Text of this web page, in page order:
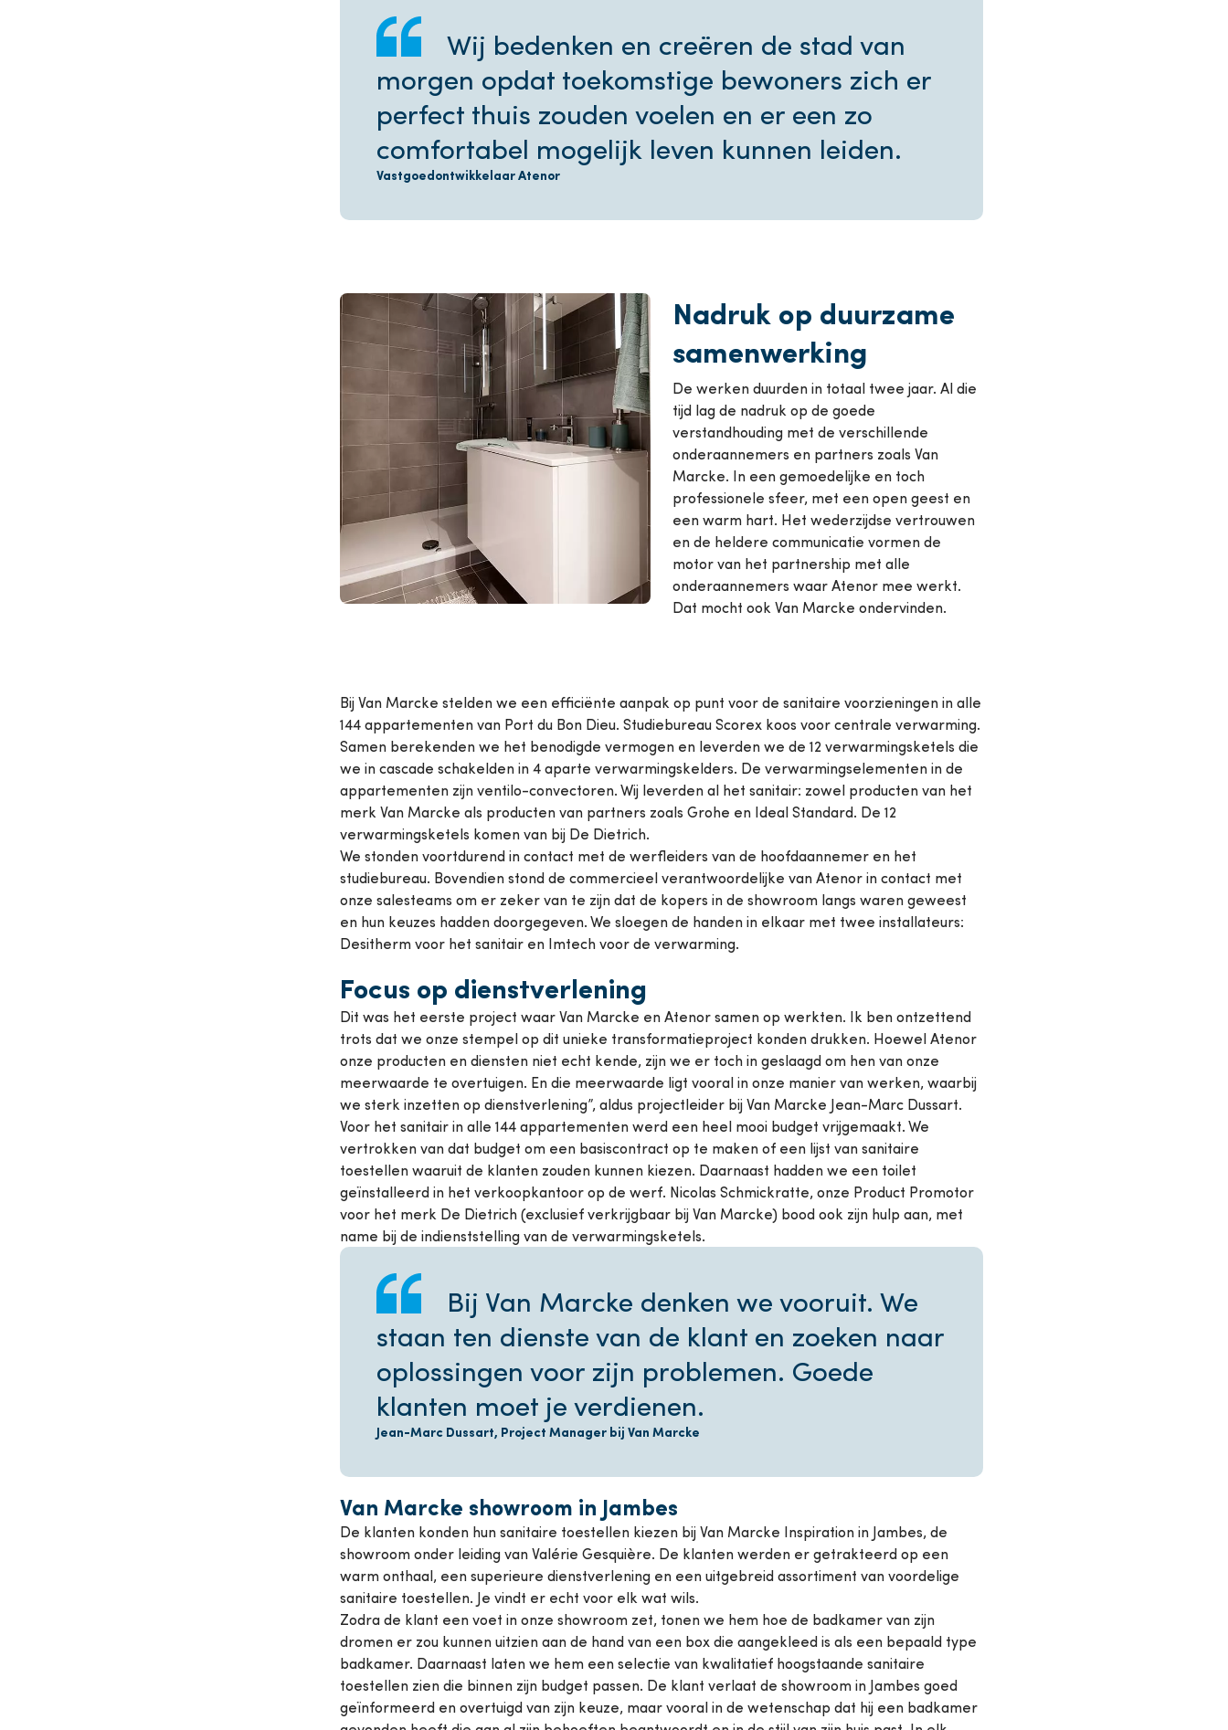
Wij bedenken en creëren de stad van
morgen opdat toekomstige bewoners zich er
perfect thuis zouden voelen en er een zo
comfortabel mogelijk leven kunnen leiden.
Vastgoedontwikkelaar Atenor
Nadruk op duurzame
samenwerking
De werken duurden in totaal twee jaar. Al die
tijd lag de nadruk op de goede
verstandhouding met de verschillende
onderaannemers en partners zoals Van
Marcke. In een gemoedelijke en toch
professionele sfeer, met een open geest en
een warm hart. Het wederzijdse vertrouwen
en de heldere communicatie vormen de
motor van het partnership met alle
onderaannemers waar Atenor mee werkt.
Dat mocht ook Van Marcke ondervinden.
Bij Van Marcke stelden we een efficiënte aanpak op punt voor de sanitaire voorzieningen in alle
144 appartementen van Port du Bon Dieu. Studiebureau Scorex koos voor centrale verwarming.
Samen berekenden we het benodigde vermogen en leverden we de 12 verwarmingsketels die
we in cascade schakelden in 4 aparte verwarmingskelders. De verwarmingselementen in de
appartementen zijn ventilo-convectoren. Wij leverden al het sanitair: zowel producten van het
merk Van Marcke als producten van partners zoals Grohe en Ideal Standard. De 12
verwarmingsketels komen van bij De Dietrich.
We stonden voortdurend in contact met de werfleiders van de hoofdaannemer en het
studiebureau. Bovendien stond de commercieel verantwoordelijke van Atenor in contact met
onze salesteams om er zeker van te zijn dat de kopers in de showroom langs waren geweest
en hun keuzes hadden doorgegeven. We sloegen de handen in elkaar met twee installateurs:
Desitherm voor het sanitair en Imtech voor de verwarming.
Focus op dienstverlening
Dit was het eerste project waar Van Marcke en Atenor samen op werkten. Ik ben ontzettend
trots dat we onze stempel op dit unieke transformatieproject konden drukken. Hoewel Atenor
onze producten en diensten niet echt kende, zijn we er toch in geslaagd om hen van onze
meerwaarde te overtuigen. En die meerwaarde ligt vooral in onze manier van werken, waarbij
we sterk inzetten op dienstverlening”, aldus projectleider bij Van Marcke Jean-Marc Dussart.
Voor het sanitair in alle 144 appartementen werd een heel mooi budget vrijgemaakt. We
vertrokken van dat budget om een basiscontract op te maken of een lijst van sanitaire
toestellen waaruit de klanten zouden kunnen kiezen. Daarnaast hadden we een toilet
geïnstalleerd in het verkoopkantoor op de werf. Nicolas Schmickratte, onze Product Promotor
voor het merk De Dietrich (exclusief verkrijgbaar bij Van Marcke) bood ook zijn hulp aan, met
name bij de indienststelling van de verwarmingsketels.
Bij Van Marcke denken we vooruit. We
staan ten dienste van de klant en zoeken naar
oplossingen voor zijn problemen. Goede
klanten moet je verdienen.
Jean-Marc Dussart, Project Manager bij Van Marcke
Van Marcke showroom in Jambes
De klanten konden hun sanitaire toestellen kiezen bij Van Marcke Inspiration in Jambes, de
showroom onder leiding van Valérie Gesquière. De klanten werden er getrakteerd op een
warm onthaal, een superieure dienstverlening en een uitgebreid assortiment van voordelige
sanitaire toestellen. Je vindt er echt voor elk wat wils.
Zodra de klant een voet in onze showroom zet, tonen we hem hoe de badkamer van zijn
dromen er zou kunnen uitzien aan de hand van een box die aangekleed is als een bepaald type
badkamer. Daarnaast laten we hem een selectie van kwalitatief hoogstaande sanitaire
toestellen zien die binnen zijn budget passen. De klant verlaat de showroom in Jambes goed
geïnformeerd en overtuigd van zijn keuze, maar vooral in de wetenschap dat hij een badkamer